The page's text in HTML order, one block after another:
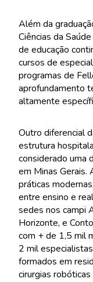
Além da
Ciências da
de educação
cursos de
programas de
aprofundamento
altamente
Outro diferencial
estrutura
considerado uma
em Minas Gerais.
práticas
entre ensino e
sedes nos campi
Horizonte, e
com + de 1,5 mil
2 mil
formados em
cirurgias